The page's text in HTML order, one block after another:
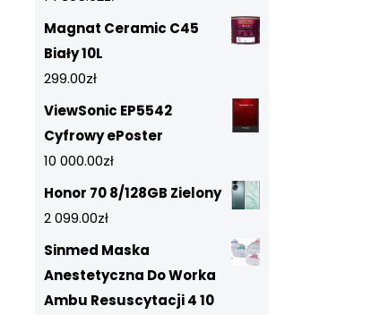
Magnat Ceramic C45
Biały 10L
299.00zł
ViewSonic EP5542
Cyfrowy ePoster
10 000.00zł
Honor 70 8/128GB Zielony
2 099.00zł
Sinmed Maska
Anestetyczna Do Worka
Ambu Resuscytacji 4 10